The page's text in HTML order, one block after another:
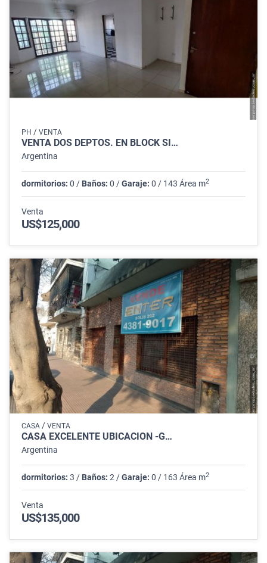
PH / VENTA
VENTA DOS DEPTOS. EN BLOCK SI…
Argentina
dormitorios: 0 / Baños: 0 /Garaje: 0 / 143 Área m2
Venta
US$125,000
CASA / VENTA
CASA EXCELENTE UBICACION -G…
Argentina
dormitorios: 3 / Baños: 2 /Garaje: 0 / 163 Área m2
Venta
US$135,000